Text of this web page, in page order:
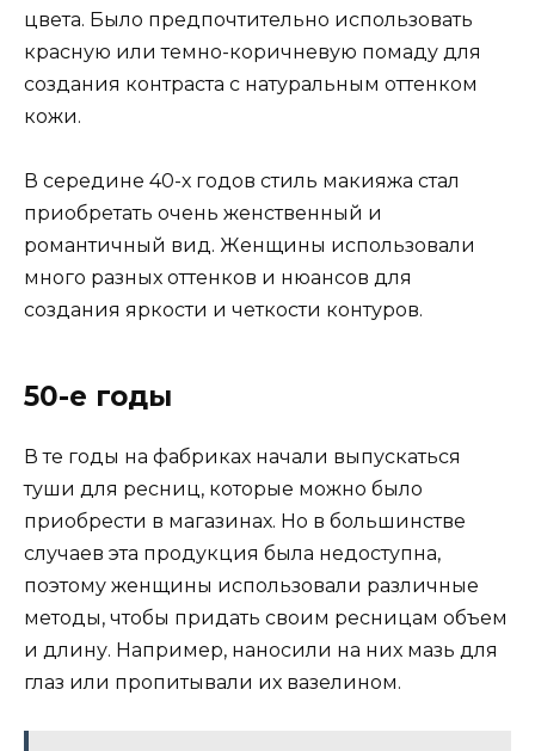
цвета. Было предпочтительно использовать
красную или темно-коричневую помаду для
создания контраста с натуральным оттенком
кожи.
В середине 40-х годов стиль макияжа стал
приобретать очень женственный и
романтичный вид. Женщины использовали
много разных оттенков и нюансов для
создания яркости и четкости контуров.
50-е годы
В те годы на фабриках начали выпускаться
туши для ресниц, которые можно было
приобрести в магазинах. Но в большинстве
случаев эта продукция была недоступна,
поэтому женщины использовали различные
методы, чтобы придать своим ресницам объем
и длину. Например, наносили на них мазь для
глаз или пропитывали их вазелином.